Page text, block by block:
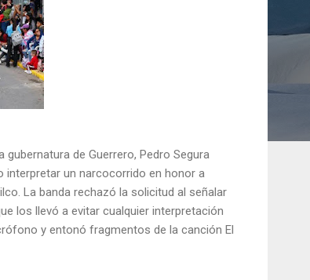
de Guerrero, Pedro Segura
interpretar un narcocorrido en honor a
La banda rechazó la solicitud al señalar
los llevó a evitar cualquier interpretación
y entonó fragmentos de la canción El